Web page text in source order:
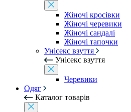
Жіночі кросівки
Жіночі черевики
Жіночі сандалі
Жіночі тапочки
Унісекс взуття
Унісекс взуття
Черевики
Одяг
Каталог товарів